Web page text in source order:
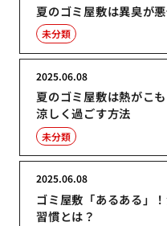
夏のゴミ屋敷は異臭が
未分類
夏のゴミ屋敷は熱がこ
涼しく過ごす方法
2025.06.08
未分類
ゴミ屋敷「あるある」
習慣とは？
2025.06.08